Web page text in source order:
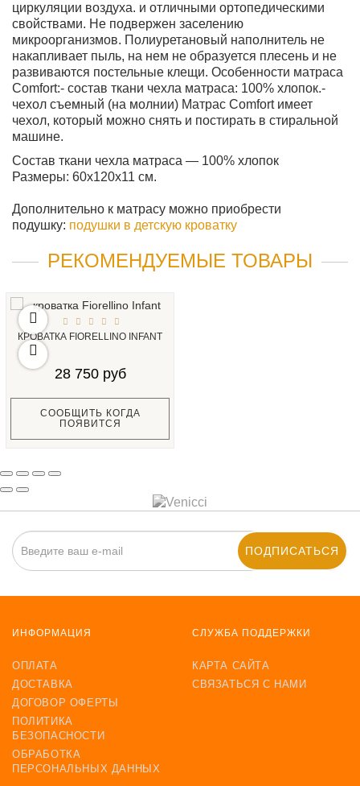
циркуляции воздуха. и отличными ортопедическими
свойствами. Не подвержен заселению
микроорганизмов. Полиуретановый наполнитель не
накапливает пыль, на нем не образуется плесень и не
развиваются постельные клещи. Особенности матраса
Comfort:- состав ткани чехла матраса: 100% хлопок.-
чехол съемный (на молнии) Матрас Comfort имеет
чехол, который можно снять и постирать в стиральной
машине.
Состав ткани чехла матраса — 100% хлопок
Размеры: 60х120х11 см.
Дополнительно к матрасу можно приобрести
подушку: подушки в детскую кроватку
РЕКОМЕНДУЕМЫЕ ТОВАРЫ
КРОВАТКА FIORELLINO INFANT
28 750 руб
СООБЩИТЬ КОГДА
ПОЯВИТСЯ
ПОДПИСАТЬСЯ
ИНФОРМАЦИЯ
ОПЛАТА
ДОСТАВКА
ДОГОВОР ОФЕРТЫ
ПОЛИТИКА
БЕЗОПАСНОСТИ
ОБРАБОТКА
ПЕРСОНАЛЬНЫХ ДАННЫХ
СЛУЖБА ПОДДЕРЖКИ
КАРТА САЙТА
СВЯЗАТЬСЯ С НАМИ